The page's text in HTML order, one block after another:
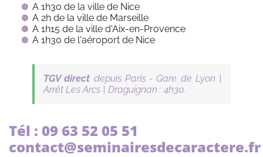
A 1h30 de la ville de Nice
A 2h de la ville de Marseille
A 1h15 de la ville d'Aix-en-Provence
A 1h30 de l'aéroport de Nice
TGV direct depuis Paris - Gare de Lyon |
Arrêt Les Arcs | Draguignan : 4h30.
Tél : 09 63 52 05 51
contact@seminairesdecaractere.fr